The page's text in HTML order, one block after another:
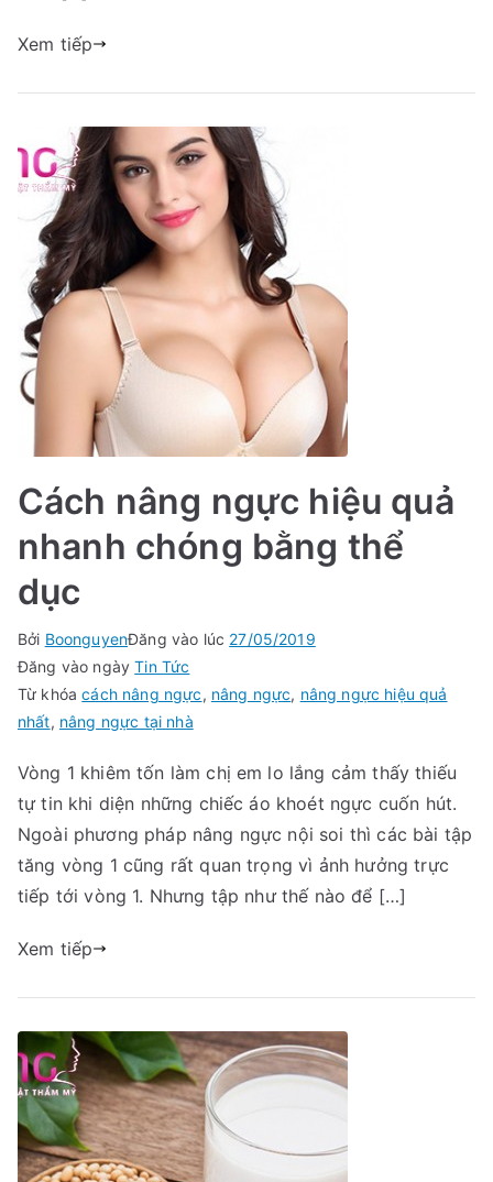
Xem tiếp
Cách nâng ngực hiệu quả
nhanh chóng bằng thể
dục
Bởi BoonguyenĐăng vào lúc 27/05/2019
Đăng vào ngàyTin Tức
Từ khóacách nâng ngực, nâng ngực, nâng ngực hiệu quả
nhất, nâng ngực tại nhà
Vòng 1 khiêm tốn làm chị em lo lắng cảm thấy thiếu
tự tin khi diện những chiếc áo khoét ngực cuốn hút.
Ngoài phương pháp nâng ngực nội soi thì các bài tập
tăng vòng 1 cũng rất quan trọng vì ảnh hưởng trực
tiếp tới vòng 1. Nhưng tập như thế nào để […]
Xem tiếp